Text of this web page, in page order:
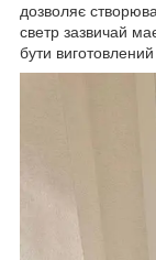
дозволяє
светр зазвичай
бути виготовлений